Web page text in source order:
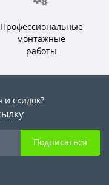
Профессиональные
монтажные
работы
и скидок?
Подписаться